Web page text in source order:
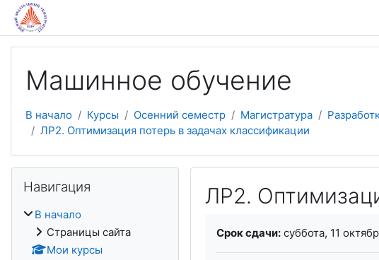
Перейти к основному содержанию
Машинное обучение
В начало Курсы Осенний семестр Магистратура
ЛР2. Оптимизация потерь в задачах классификации
ЛР2.
Срок сдачи:суббота, 11
Навигация
В начало
Страницы сайта
Мои курсы